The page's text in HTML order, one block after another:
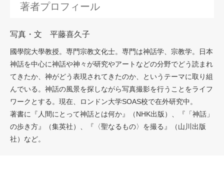
著者プロフィール
写真・文 平藤喜久子
國學院大學教授。専門宗教文化士。専門は神話学、宗教学。日本
神話を中心に神話や神々が研究やアートなどの分野でどう読まれ
てきたか、神がどう表現されてきたのか、というテーマに取り組
んでいる。神話の風景を探しながら写真撮影を行うことをライフ
ワークとする。現在、ロンドン大学SOAS校で在外研究中。
著書に『人間にとって神話とは何か』（NHK出版）、『「神話」
の歩き方』（集英社）、『〈聖なるもの〉を撮る』（山川出版
社）など。